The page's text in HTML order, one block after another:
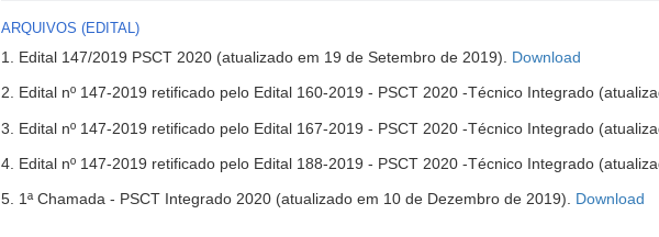
ARQUIVOS (EDITAL)
1. Edital 147/2019 PSCT 2020 (atualizado em 19 de Setembro de 2019). Download
nova
2. Edital nº 147-2019 retificado pelo Edital 160-2019 - PSCT 2020 -Técnico Integrado
3. Edital nº 147-2019 retificado pelo Edital 167-2019 - PSCT 2020 -Técnico Integrado
4. Edital nº 147-2019 retificado pelo Edital 188-2019 - PSCT 2020 -Técnico Integrado
5. 1ª Chamada - PSCT Integrado 2020 (atualizado em 10 de Dezembro de 2019). Download